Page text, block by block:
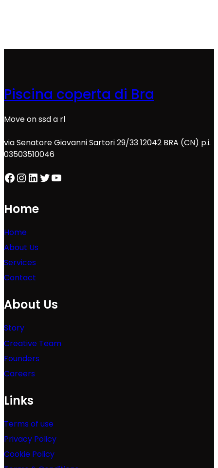
Piscina coperta di Bra
Move on ssd a rl
via Senatore Giovanni Sartori 29/33 12042 BRA (CN) p.i.
03503510046
Facebook InstagramLinkedIn Twitter YouTube
Home
Home
About Us
Services
Contact
About Us
Story
Creative Team
Founders
Careers
Links
Terms of use
Privacy Policy
Cookie Policy